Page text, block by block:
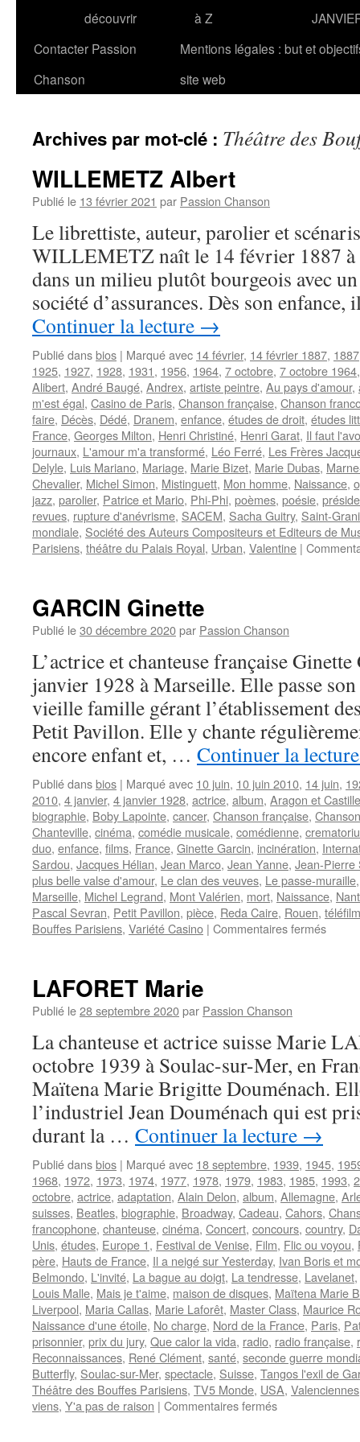
découvrir
à Z
Contacter Passion
Chanson
Mentions légales : but et
site web
Archives par mot-clé : Théâtre des
WILLEMETZ Albert
Publié le 13 février 2021 par Passion Chanson
Le librettiste, auteur, parolier et
WILLEMETZ naît le 14 février 1887
dans un milieu plutôt bourgeois avec
société d’assurances. Dès son
Continuer la lecture →
Publié dansbios | Marqué avec 14 février, 14 février 1887, 1887
1925, 1927, 1928, 1931, 1956, 1964, 7 octobre, 7 octobre 1964
Alibert, André Baugé, Andrex, artiste peintre, Au pays d'amour,
m'est égal, Casino de Paris, Chanson française, Chanson
faire, Décès, Dédé, Dranem, enfance, études de droit, études
France, Georges Milton, Henri Christiné, Henri Garat, Il faut
journaux, L'amour m'a transformé, Léo Ferré, Les Frères
Delyle, Luis Mariano, Mariage, Marie Bizet, Marie Dubas,
Chevalier, Michel Simon, Mistinguett, Mon homme, Naissance,
jazz, parolier, Patrice et Mario, Phi-Phi, poèmes, poésie,
revues, rupture d'anévrisme, SACEM, Sacha Guitry, Saint-
mondiale, Société des Auteurs Compositeurs et Editeurs de
Parisiens, théâtre du Palais Royal, Urban, Valentine |
GARCIN Ginette
Publié le30 décembre 2020par Passion Chanson
L’actrice et chanteuse française
janvier 1928 à Marseille. Elle passe son
vieille famille gérant l’établissement
Petit Pavillon. Elle y chante
encore enfant et, … Continuer la
Publié dansbios | Marqué avec 10 juin, 10 juin 2010, 14 juin,
2010, 4 janvier, 4 janvier 1928, actrice, album, Aragon et Castille
biographie, Boby Lapointe, cancer, Chanson française,
Chanteville, cinéma, comédie musicale, comédienne,
duo, enfance, films, France, Ginette Garcin, incinération,
Sardou, Jacques Hélian, Jean Marco, Jean Yanne, Jean-Pierre
plus belle valse d'amour, Le clan des veuves, Le passe-muraille
Marseille, Michel Legrand, Mont Valérien, mort, Naissance,
Pascal Sevran, Petit Pavillon, pièce, Reda Caire, Rouen,
Bouffes Parisiens, Variété Casino | Commentaires ferméssur
LAFORET Marie
Publié le28 septembre 2020par Passion Chanson
La chanteuse et actrice suisse Marie
octobre 1939 à Soulac-sur-Mer, en
Maïtena Marie Brigitte Douménach.
l’industriel Jean Douménach qui est
durant la … Continuer la lecture →
Publié dansbios | Marqué avec 18 septembre, 1939, 1945,
1968, 1972, 1973, 1974, 1977, 1978, 1979, 1983, 1985, 1993,
octobre, actrice, adaptation, Alain Delon, album, Allemagne,
suisses, Beatles, biographie, Broadway, Cadeau, Cahors,
francophone, chanteuse, cinéma, Concert, concours, country,
Unis, études, Europe 1, Festival de Venise, Film, Flic ou voyou,
père, Hauts de France, Il a neigé sur Yesterday, Ivan Boris et
Belmondo, L'invité, La bague au doigt, La tendresse, Lavelanet,
Louis Malle, Mais je t'aime, maison de disques, Maïtena Marie
Liverpool, Maria Callas, Marie Laforêt, Master Class, Maurice
Naissance d'une étoile, No charge, Nord de la France, Paris,
prisonnier, prix du jury, Que calor la vida, radio, radio française,
Reconnaissances, René Clément, santé, seconde guerre
Butterfly, Soulac-sur-Mer, spectacle, Suisse, Tangos l'exil de
Théâtre des Bouffes Parisiens, TV5 Monde, USA, Valenciennes
viens, Y'a pas de raison | Commentaires ferméssur